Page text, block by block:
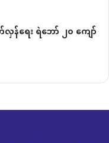
န်ရေး ရဲဘော် ၂၀ ကျော်